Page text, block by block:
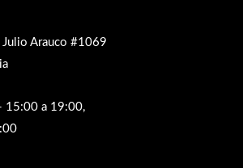
Arauco #1069
15:00 a 19:00,